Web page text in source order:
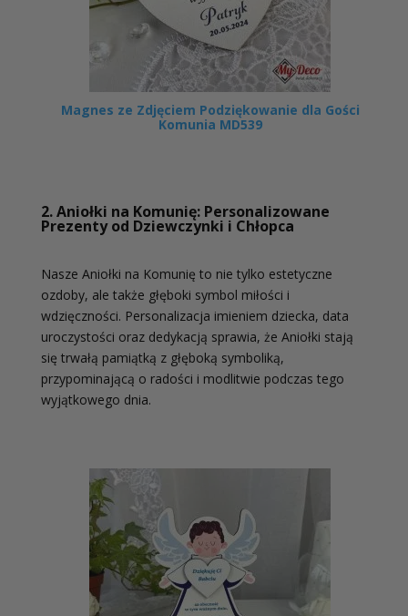
Magnes ze Zdjęciem Podziękowanie dla Gości
Komunia MD539
2. Aniołki na Komunię: Personalizowane
Prezenty od Dziewczynki i Chłopca
Nasze Aniołki na Komunię to nie tylko estetyczne
ozdoby, ale także głęboki symbol miłości i
wdzięczności. Personalizacja imieniem dziecka, data
uroczystości oraz dedykacją sprawia, że Aniołki stają
się trwałą pamiątką z głęboką symboliką,
przypominającą o radości i modlitwie podczas tego
wyjątkowego dnia.